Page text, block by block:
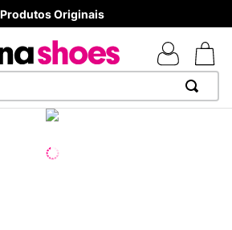
Produtos Originais